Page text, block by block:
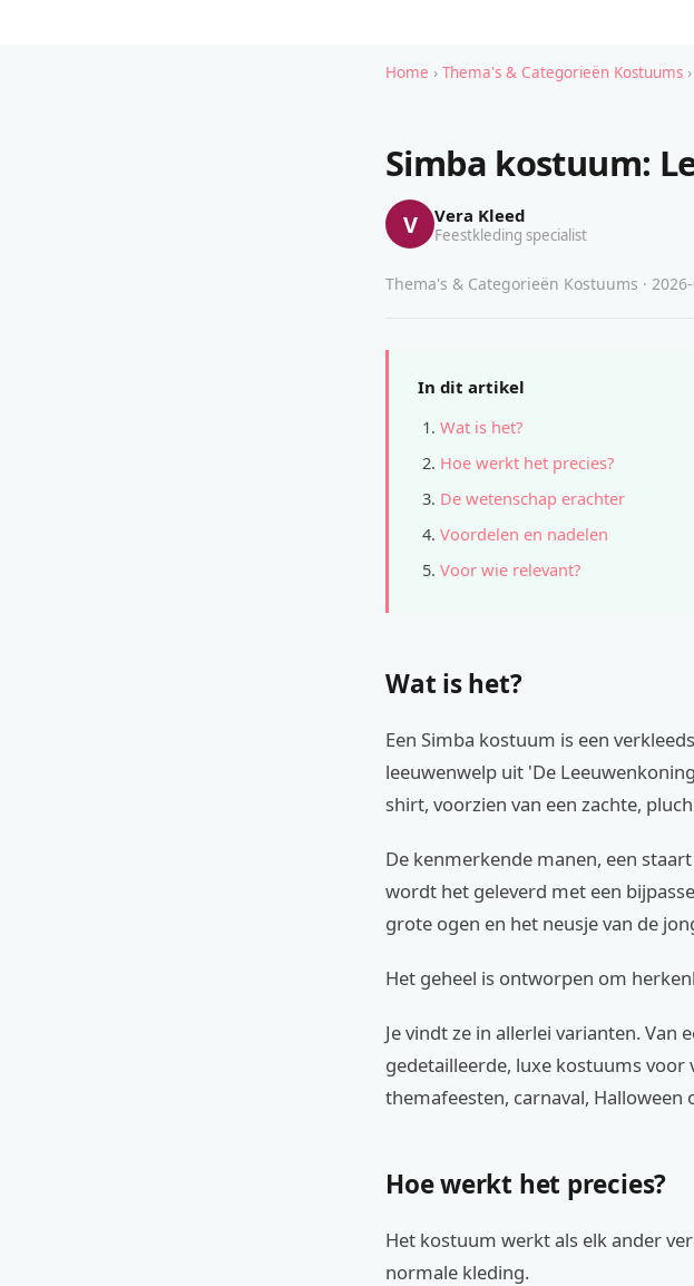
Home › Thema's & Categorieën Kostuums
Simba kostuum:
V Vera Kleed
Feestkleding specialist
Thema's & Categorieën Kostuums ·
In dit artikel
Wat is het?
Hoe werkt het precies?
De wetenschap erachter
Voordelen en nadelen
Voor wie relevant?
Wat is het?
Een Simba kostuum is een
leeuwenwelp uit 'De
shirt, voorzien van een zachte,
De kenmerkende manen, een
wordt het geleverd met een
grote ogen en het neusje van de
Het geheel is ontworpen om
Je vindt ze in allerlei varianten.
gedetailleerde, luxe kostuums voor
themafeesten, carnaval,
Hoe werkt het precies?
Het kostuum werkt als elk ander
normale kleding.